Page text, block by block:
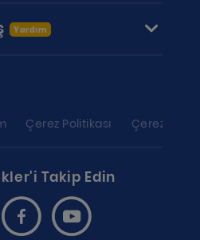
Yardım
Çerez Politikası Çerez
Takip Edin